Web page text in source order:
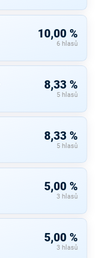
10,00 %
6 hlasů
8,33 %
5 hlasů
8,33 %
5 hlasů
5,00 %
3 hlasů
5,00 %
3 hlasů